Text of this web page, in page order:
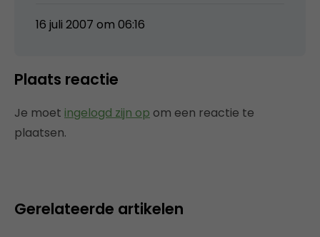
16 juli 2007 om 06:16
Plaats reactie
Je moet ingelogd zijn op om een reactie te
plaatsen.
Gerelateerde artikelen